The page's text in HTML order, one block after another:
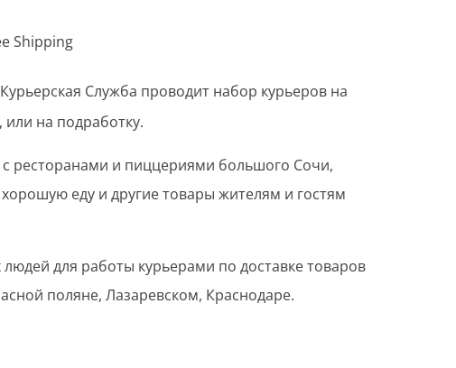
Shipping
Служба проводит набор курьеров на
или на подработку.
ресторанами и пиццериями большого Сочи,
еду и другие товары жителям и гостям
для работы курьерами по доставке товаров
поляне, Лазаревском, Краснодаре.